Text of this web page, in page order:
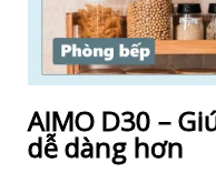
AIMO D30 –
dễ dàng hơn